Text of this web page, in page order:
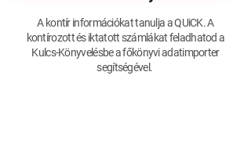
A kontír információkat tanulja a QUiCK. A
kontírozott és iktatott számlákat feladhatod a
Kulcs-Könyvelésbe a főkönyvi adatimporter
segítségével.